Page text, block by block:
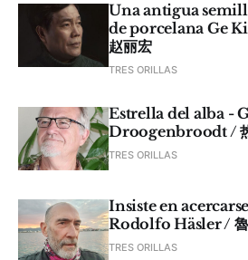
Una antigua
de porcelana Ge
赵丽宏
TRES ORILLAS
Estrella del alba -
Droogenbroodt / 热
TRES ORILLAS
Insiste en
Rodolfo Häsler / 魯
TRES ORILLAS